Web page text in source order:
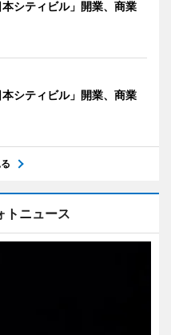
シティビル」開業、商業
シティビル」開業、商業
トニュース